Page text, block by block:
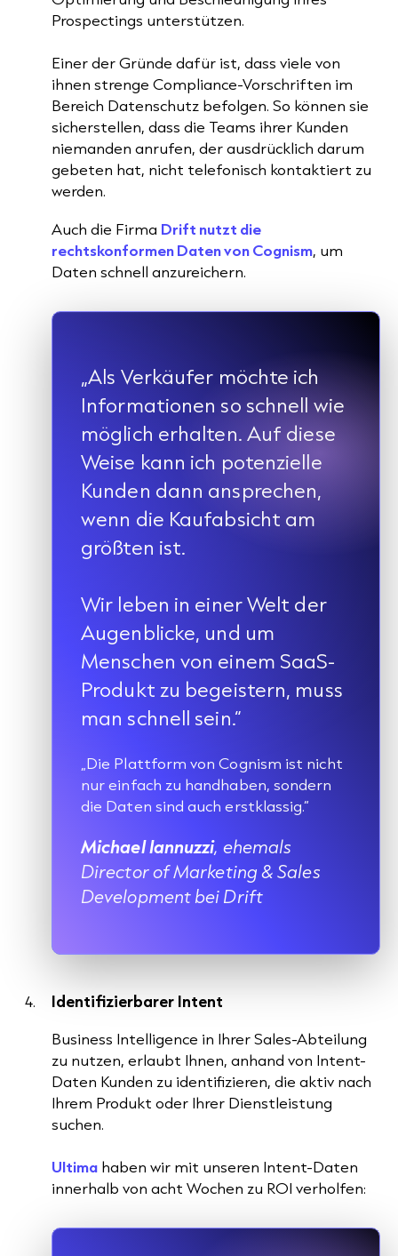
Prospectings unterstützen.
Einer der Gründe dafür ist, dass viele von
ihnen strenge Compliance-Vorschriften im
Bereich Datenschutz befolgen. So können sie
sicherstellen, dass die Teams ihrer Kunden
niemanden anrufen, der ausdrücklich darum
gebeten hat, nicht telefonisch kontaktiert zu
werden.
Auch die Firma Drift nutzt die
rechtskonformen Daten von Cognism, um
Daten schnell anzureichern.
„Als Verkäufer möchte ich
Informationen so schnell wie
möglich erhalten. Auf diese
Weise kann ich potenzielle
Kunden dann ansprechen,
wenn die Kaufabsicht am
größten ist.
Wir leben in einer Welt der
Augenblicke, und um
Menschen von einem SaaS-
Produkt zu begeistern, muss
man schnell sein.“
„Die Plattform von Cognism ist nicht
nur einfach zu handhaben, sondern
die Daten sind auch erstklassig.“
Michael Iannuzzi, ehemals
Director of Marketing & Sales
Development bei Drift
Identifizierbarer Intent
Business Intelligence in Ihrer Sales-Abteilung
zu nutzen, erlaubt Ihnen, anhand von Intent-
Daten Kunden zu identifizieren, die aktiv nach
Ihrem Produkt oder Ihrer Dienstleistung
suchen.
Ultima haben wir mit unseren Intent-Daten
innerhalb von acht Wochen zu ROI verholfen: